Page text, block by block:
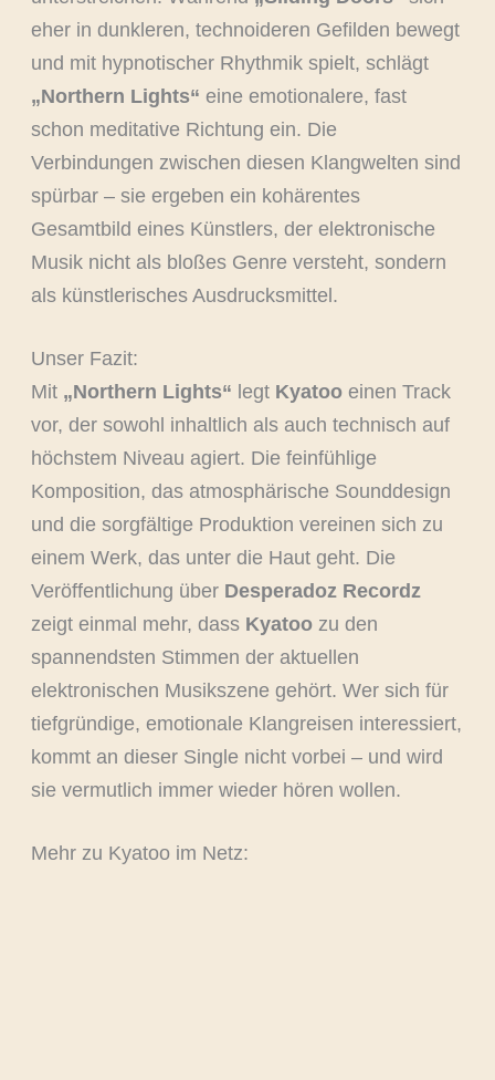
eher in dunkleren, technoideren Gefilden bewegt
und mit hypnotischer Rhythmik spielt, schlägt
„Northern Lights“ eine emotionalere, fast
schon meditative Richtung ein. Die
Verbindungen zwischen diesen Klangwelten sind
spürbar – sie ergeben ein kohärentes
Gesamtbild eines Künstlers, der elektronische
Musik nicht als bloßes Genre versteht, sondern
als künstlerisches Ausdrucksmittel.
Unser Fazit:
Mit „Northern Lights“ legt Kyatooeinen Track
vor, der sowohl inhaltlich als auch technisch auf
höchstem Niveau agiert. Die feinfühlige
Komposition, das atmosphärische Sounddesign
und die sorgfältige Produktion vereinen sich zu
einem Werk, das unter die Haut geht. Die
Veröffentlichung über Desperadoz Recordz
zeigt einmal mehr, dass Kyatoozu den
spannendsten Stimmen der aktuellen
elektronischen Musikszene gehört. Wer sich für
tiefgründige, emotionale Klangreisen interessiert,
kommt an dieser Single nicht vorbei – und wird
sie vermutlich immer wieder hören wollen.
Mehr zu Kyatoo im Netz: